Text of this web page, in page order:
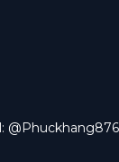
@Phuckhang876